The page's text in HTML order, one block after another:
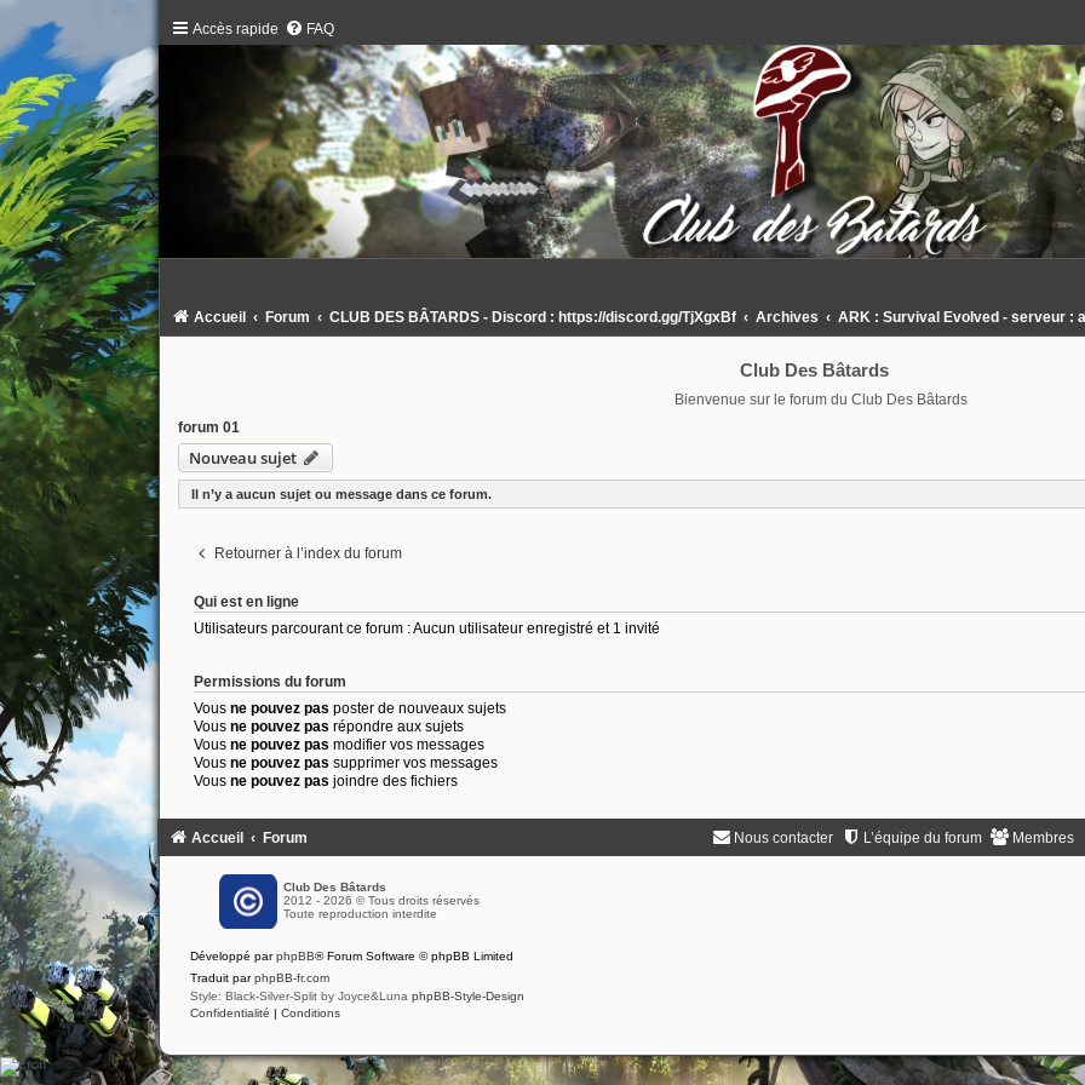
Accès rapide FAQ
Accueil Forum CLUB DES BÂTARDS - Discord : https://discord.gg/TjXgxBf Archives ARK : Survival Evolved - serveur :
Club Des Bâtards
Bienvenue sur le forum du Club Des Bâtards
forum 01
Nouveau sujet
Il n’y a aucun sujet ou message dans ce forum.
Retourner à l’index du forum
Qui est en ligne
Utilisateurs parcourant ce forum : Aucun utilisateur enregistré et 1 invité
Permissions du forum
Vous ne pouvez pas poster de nouveaux sujets
Vous ne pouvez pas répondre aux sujets
Vous ne pouvez pas modifier vos messages
Vous ne pouvez pas supprimer vos messages
Vous ne pouvez pas joindre des fichiers
Accueil Forum Membres
L’équipe du forum
Nous contacter
Club Des Bâtards
2012 - 2026 © Tous droits réservés
Toute reproduction interdite
Développé parphpBB® Forum Software © phpBB Limited
Traduit parphpBB-fr.com
Style: Black-Silver-Split by Joyce&Luna phpBB-Style-Design
Confidentialité | Conditions